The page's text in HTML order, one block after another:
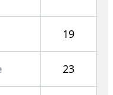
19
23